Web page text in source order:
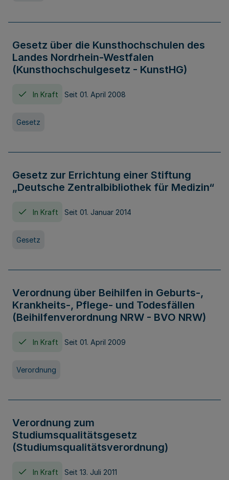
Gesetz über die Kunsthochschulen des
Landes Nordrhein-Westfalen
(Kunsthochschulgesetz - KunstHG)
In Kraft Seit 01. April 2008
Gesetz
Gesetz zur Errichtung einer Stiftung
„Deutsche Zentralbibliothek für Medizin“
In Kraft Seit 01. Januar 2014
Gesetz
Verordnung über Beihilfen in Geburts-,
Krankheits-, Pflege- und Todesfällen
(Beihilfenverordnung NRW - BVO NRW)
In Kraft Seit 01. April 2009
Verordnung
Verordnung zum
Studiumsqualitätsgesetz
(Studiumsqualitätsverordnung)
In Kraft Seit 13. Juli 2011